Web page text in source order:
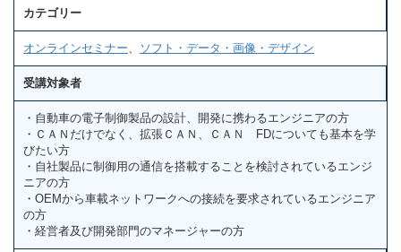
カテゴリー
オンラインセミナー ソフト・データ・画像・デザイン
受講対象者
・自動車の電子制御製品の設計、開発に携わるエンジニアの方
・ＣＡＮだけでなく、拡張ＣＡＮ、ＣＡＮ FDについても基本を学
びたい方
・自社製品に制御用の通信を搭載することを検討されているエンジ
ニアの方
・OEMから車載ネットワークへの接続を要求されているエンジニア
の方
・経営者及び開発部門のマネージャーの方